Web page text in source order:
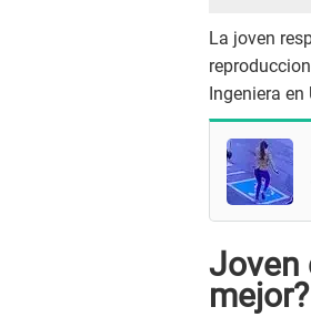
La joven
Ingeniera
Joven
mejor?